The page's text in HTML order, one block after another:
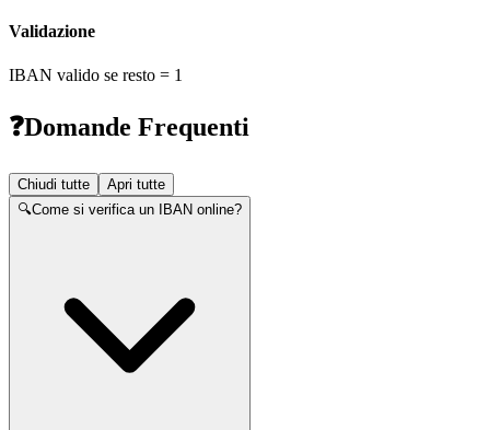
Validazione
IBAN valido se resto = 1
❓Domande Frequenti
Chiudi tutte
Apri tutte
🔍Come si verifica un IBAN online?